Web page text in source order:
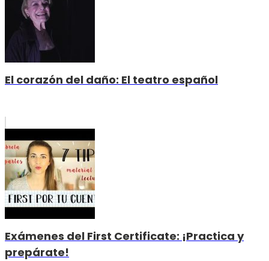
El corazón del daño: El teatro español
Exámenes del First Certificate: ¡Practica y
prepárate!